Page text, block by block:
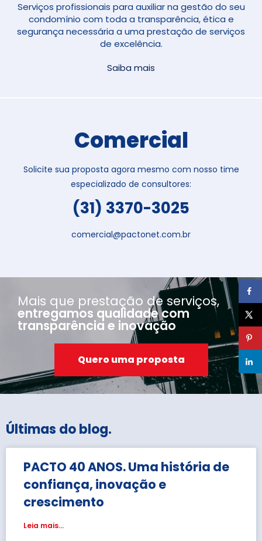
Serviços profissionais para auxiliar na gestão do seu
condomínio com toda a transparência, ética e
segurança necessária a uma prestação de serviços
de excelência.
Saiba mais
Comercial
Solicite sua proposta agora mesmo com nosso time
especializado de consultores:
(31) 3370-3025
comercial@pactonet.com.br
Mais que prestação de serviços,
entregamos qualidade com
transparência e inovação
Quero uma proposta
Últimas do blog.
PACTO 40 ANOS. Uma história de
confiança, inovação e
crescimento
Leia mais...